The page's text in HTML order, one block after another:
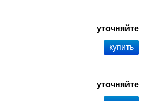
уточняйте
уточняйте